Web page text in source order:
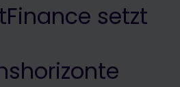
setzt